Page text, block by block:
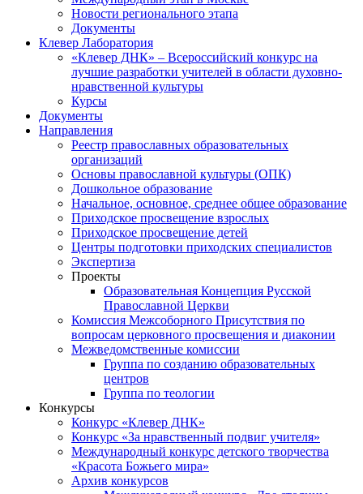
Новости регионального этапа
Документы
Клевер Лаборатория
«Клевер ДНК» – Всероссийский конкурс на
лучшие разработки учителей в области духовно-
нравственной культуры
Курсы
Документы
Направления
Реестр православных образовательных
организаций
Основы православной культуры (ОПК)
Дошкольное образование
Начальное, основное, среднее общее образование
Приходское просвещение взрослых
Приходское просвещение детей
Центры подготовки приходских специалистов
Экспертиза
Проекты
Образовательная Концепция Русской
Православной Церкви
Комиссия Межсоборного Присутствия по
вопросам церковного просвещения и диаконии
Межведомственные комиссии
Группа по созданию образовательных
центров
Группа по теологии
Конкурсы
Конкурс «Клевер ДНК»
Конкурс «За нравственный подвиг учителя»
Международный конкурс детского творчества
«Красота Божьего мира»
Архив конкурсов